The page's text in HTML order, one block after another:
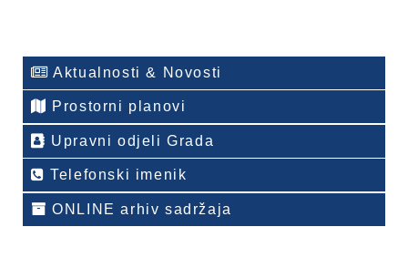
Aktualnosti & Novosti
Prostorni planovi
Upravni odjeli Grada
Telefonski imenik
ONLINE arhiv sadržaja